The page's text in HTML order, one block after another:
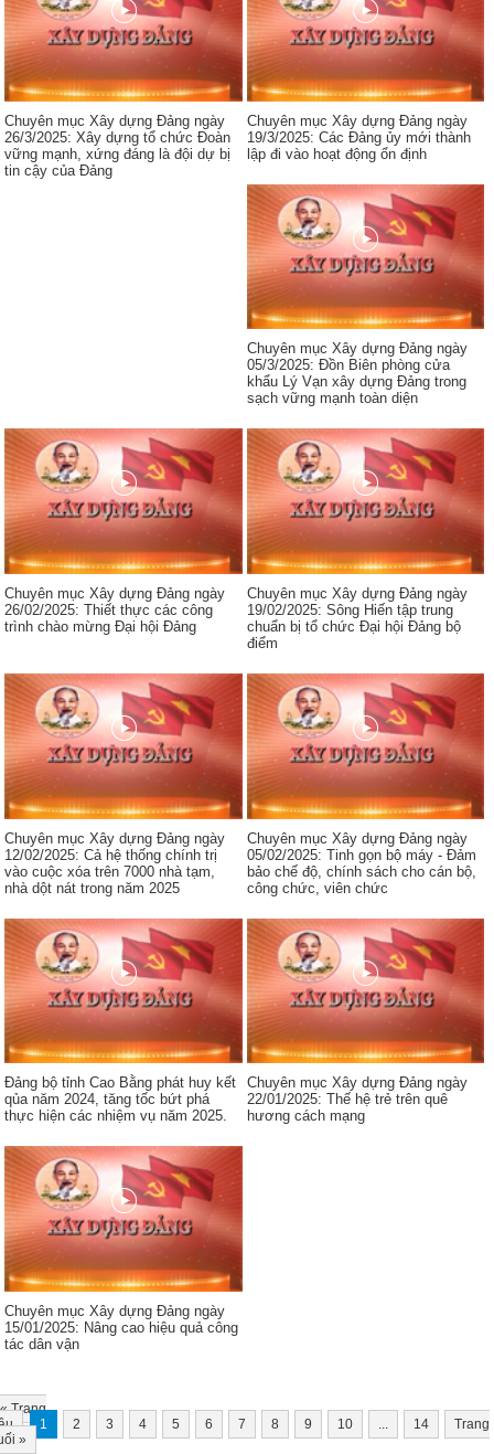
Chuyên mục Xây dựng Đảng ngày
26/3/2025: Xây dựng tổ chức Đoàn
vững mạnh, xứng đáng là đội dự bị
tin cậy của Đảng
Chuyên mục Xây dựng Đảng ngày
19/3/2025: Các Đảng ủy mới thành
lập đi vào hoạt động ổn định
Chuyên mục Xây dựng Đảng ngày
05/3/2025: Đồn Biên phòng cửa
khẩu Lý Vạn xây dựng Đảng trong
sạch vững mạnh toàn diện
Chuyên mục Xây dựng Đảng ngày
26/02/2025: Thiết thực các công
trình chào mừng Đại hội Đảng
Chuyên mục Xây dựng Đảng ngày
19/02/2025: Sông Hiến tập trung
chuẩn bị tổ chức Đại hội Đảng bộ
điểm
Chuyên mục Xây dựng Đảng ngày
12/02/2025: Cả hệ thống chính trị
vào cuộc xóa trên 7000 nhà tạm,
nhà dột nát trong năm 2025
Chuyên mục Xây dựng Đảng ngày
05/02/2025: Tinh gọn bộ máy - Đảm
bảo chế độ, chính sách cho cán bộ,
công chức, viên chức
Đảng bộ tỉnh Cao Bằng phát huy kết
qủa năm 2024, tăng tốc bứt phá
thực hiện các nhiệm vụ năm 2025.
Chuyên mục Xây dựng Đảng ngày
22/01/2025: Thế hệ trẻ trên quê
hương cách mạng
Chuyên mục Xây dựng Đảng ngày
15/01/2025: Nâng cao hiệu quả công
tác dân vận
«Trang
1 2 3 4 5 6 7 8 9 10 ... 14
Trang
»